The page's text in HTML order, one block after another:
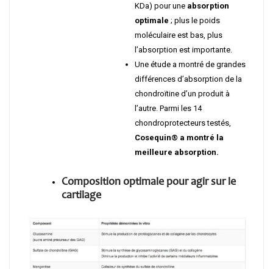
KDa) pour une absorption
optimale ; plus le poids
moléculaire est bas, plus
l’absorption est importante.
Une étude a montré de grandes
différences d’absorption de la
chondroïtine d’un produit à
l’autre. Parmi les 14
chondroprotecteurs testés,
Cosequin® a montré la
meilleure absorption.
Composition optimale pour agir sur le
cartilage